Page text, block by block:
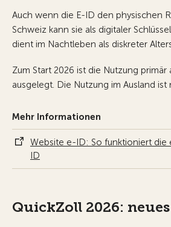
Auch wenn die E-ID den physischen
Schweiz kann sie als digitaler
dient im Nachtleben als diskreter
Zum Start 2026 ist die Nutzung
ausgelegt. Die Nutzung im Ausland
Mehr Informationen
Website e-ID: So funktioniert die
ID
QuickZoll 2026: